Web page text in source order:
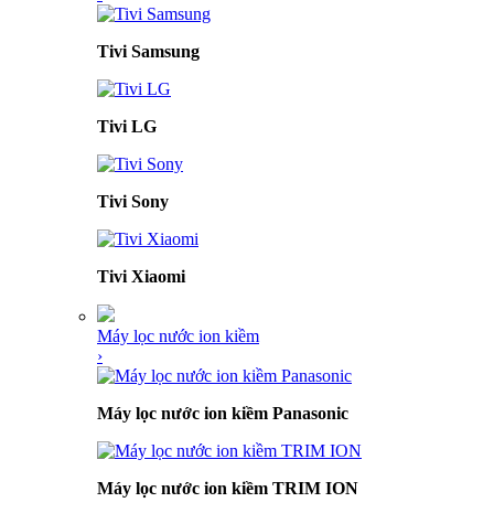
Tivi Samsung
Tivi LG
Tivi Sony
Tivi Xiaomi
Máy lọc nước ion kiềm
›
Máy lọc nước ion kiềm Panasonic
Máy lọc nước ion kiềm TRIM ION